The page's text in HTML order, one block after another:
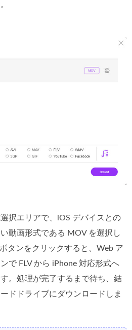
択エリアで、iOS デバイスとの
動画形式である MOV を選択し
ボタンをクリックすると、Web ア
で FLV から iPhone 対応形式へ
。処理が完了するまで待ち、結
ドドライブにダウンロードしま